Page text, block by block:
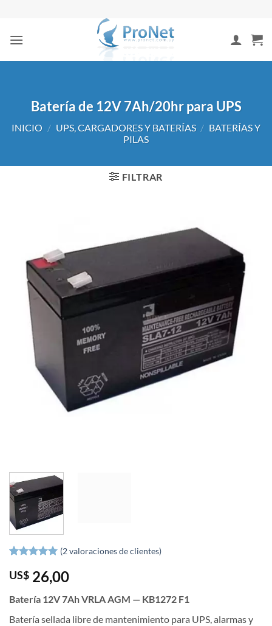
contenido
Batería de 12V 7Ah/20hr para UPS
INICIO / UPS, CARGADORES Y BATERÍAS / BATERÍAS Y
PILAS
FILTRAR
sobre 5
basado en
puntuaciones
de clientes
(2valoraciones de clientes)
US$ 26,00
Batería 12V 7Ah VRLA AGM — KB1272 F1
Batería sellada libre de mantenimiento para UPS, alarmas y